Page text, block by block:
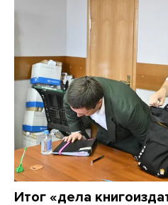
Итог «дела